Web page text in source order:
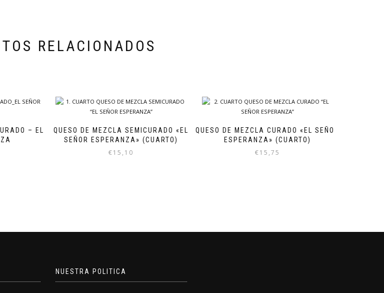
RELACIONADOS
– EL
QUESO DE MEZCLA SEMICURADO «EL
SEÑOR ESPERANZA» (CUARTO)
€15,10
QUESO DE MEZCLA CURADO «EL SEÑOR
ESPERANZA» (CUARTO)
€15,75
NUESTRA POLITICA